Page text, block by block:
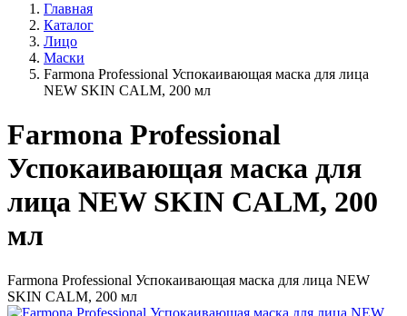
Главная
Каталог
Лицо
Маски
Farmona Professional Успокаивающая маска для лица
NEW SKIN CALM, 200 мл
Farmona Professional
Успокаивающая маска для
лица NEW SKIN CALM, 200
мл
Farmona Professional Успокаивающая маска для лица NEW
SKIN CALM, 200 мл